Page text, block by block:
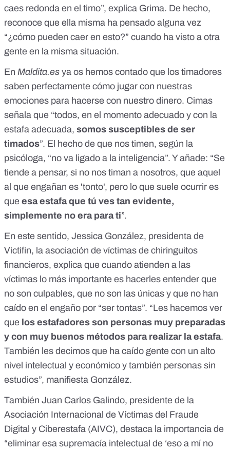
caes redonda en el timo”, explica Grima. De hecho,
reconoce que ella misma ha pensado alguna vez
“¿cómo pueden caer en esto?” cuando ha visto a otra
gente en la misma situación.
En Maldita.es ya os hemos contado que los timadores
saben perfectamente cómo jugar con nuestras
emociones para hacerse con nuestro dinero. Cimas
señala que “todos, en el momento adecuado y con la
estafa adecuada, somos susceptibles de ser
timados”. El hecho de que nos timen, según la
psicóloga, “no va ligado a la inteligencia”. Y añade: “Se
tiende a pensar, si no nos timan a nosotros, que aquel
al que engañan es 'tonto', pero lo que suele ocurrir es
que esa estafa que tú ves tan evidente,
simplemente no era para ti”.
En este sentido, Jessica González, presidenta de
Victifin, la asociación de víctimas de chiringuitos
financieros, explica que cuando atienden a las
víctimas lo más importante es hacerles entender que
no son culpables, que no son las únicas y que no han
caído en el engaño por “ser tontas”. “Les hacemos ver
que los estafadores son personas muy preparadas
y con muy buenos métodos para realizar la estafa.
También les decimos que ha caído gente con un alto
nivel intelectual y económico y también personas sin
estudios”, manifiesta González.
También Juan Carlos Galindo, presidente de la
Asociación Internacional de Víctimas del Fraude
Digital y Ciberestafa (AIVC), destaca la importancia de
“eliminar esa supremacía intelectual de ‘eso a mí no